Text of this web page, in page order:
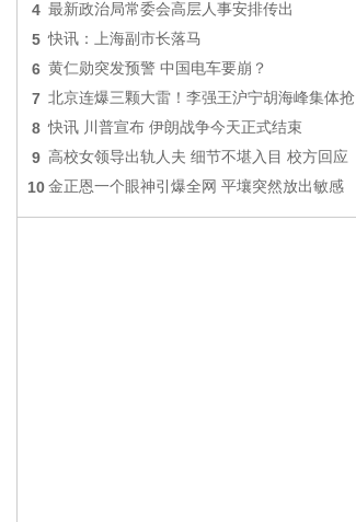
4 最新政治局常委会高层人事安排传出
5 快讯：上海副市长落马
6 黄仁勋突发预警 中国电车要崩？
7 北京连爆三颗大雷！李强王沪宁胡海峰集体抢
8 快讯 川普宣布 伊朗战争今天正式结束
9 高校女领导出轨人夫 细节不堪入目 校方回应
10 金正恩一个眼神引爆全网 平壤突然放出敏感